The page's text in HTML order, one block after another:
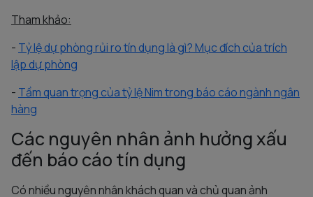
Tham khảo:
- Tỷ lệ dự phòng rủi ro tín dụng là gì? Mục đích của trích
lập dự phòng
- Tầm quan trọng của tỷ lệ Nim trong báo cáo ngành ngân
hàng
Các nguyên nhân ảnh hưởng xấu
đến báo cáo tín dụng
Có nhiều nguyên nhân khách quan và chủ quan ảnh